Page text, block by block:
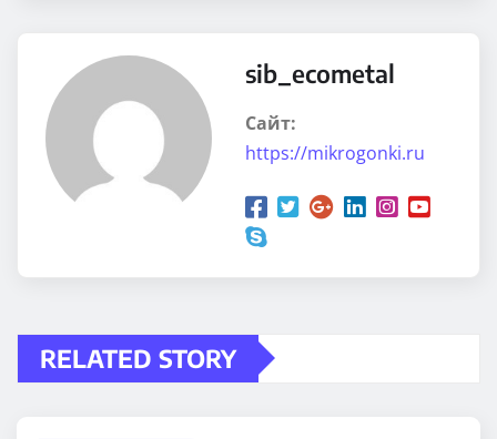
sib_ecometal
Сайт:
https://mikrogonki.ru
RELATED STORY